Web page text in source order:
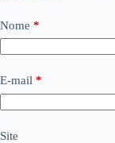
Nome *
E-mail *
Site